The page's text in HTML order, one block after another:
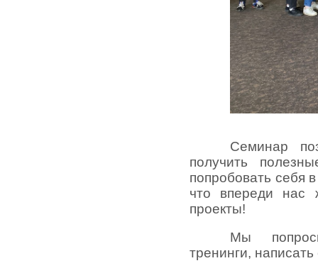
Семинар
получить
попробовать себя
что впереди нас
проекты!
Мы
тренинги,